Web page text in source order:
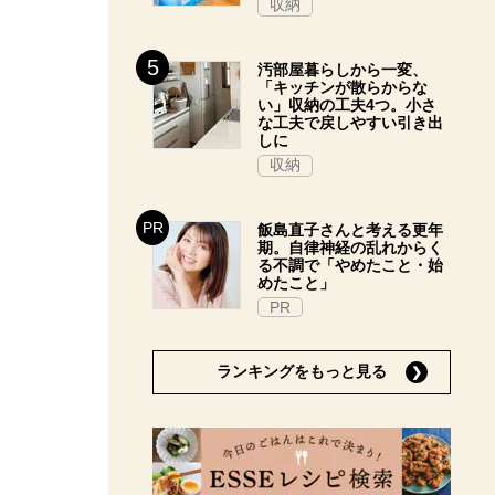
収納
汚部屋暮らしから一変、
「キッチンが散らからな
い」収納の工夫4つ。小さ
な工夫で戻しやすい引き出
しに
収納
飯島直子さんと考える更年
期。自律神経の乱れからく
る不調で「やめたこと・始
めたこと」
PR
ランキングをもっと見る